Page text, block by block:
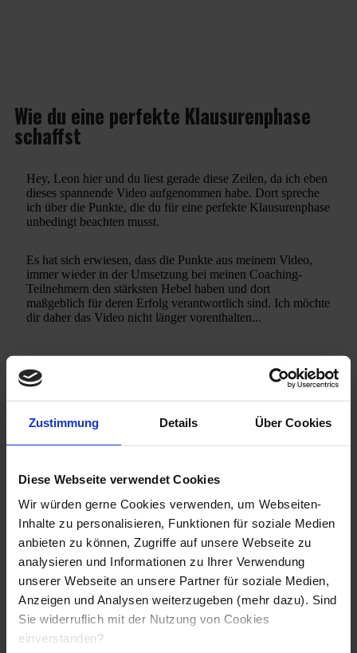
Zustimmung Details Über Cookies
Diese Webseite verwendet Cookies
Wir würden gerne Cookies verwenden, um Webseiten-
Inhalte zu personalisieren, Funktionen für soziale Medien
anbieten zu können, Zugriffe auf unsere Webseite zu
analysieren und Informationen zu Ihrer Verwendung
unserer Webseite an unsere Partner für soziale Medien,
Anzeigen und Analysen weiterzugeben (mehr dazu). Sind
Sie widerruflich mit der Nutzung von Cookies
einverstanden?
Wie du eine perfekte Klausurenphase
schaffst
Hey, Leon hier und du liest gerade diese Zeilen, da ich eben
dieses spannende Video aufgenommen habe. Dort spreche
ich über die Punkte, die du für eine perfekte Klausurenphase
unbedingt beachten musst.
Es hat sich erwiesen, dass die Punkte aus meinem Video,
immer wieder in der Umsetzung bei meinen Coaching-
Teilnehmern den stärksten Hebel haben und dort
maßgeblich für deren Erfolg verantwortlich sind. Ich möchte
dir daher das Video nicht länger vorenthalten...
Sieh dir jetzt das Video an: